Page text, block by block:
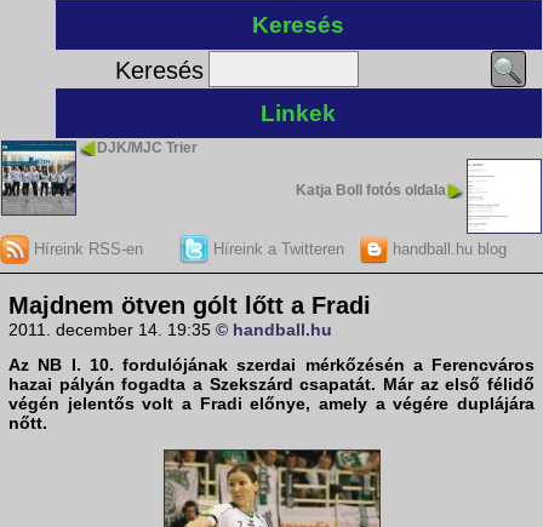
Keresés
Keresés
Linkek
DJK/MJC Trier
Katja Boll fotós oldala
Híreink RSS-en Híreink a Twitteren handball.hu blog
Majdnem ötven gólt lőtt a Fradi
2011. december 14. 19:35 © handball.hu
Az NB I. 10. fordulójának szerdai mérkőzésén a Ferencváros
hazai pályán fogadta a Szekszárd csapatát. Már az első félidő
végén jelentős volt a Fradi előnye, amely a végére duplájára
nőtt.